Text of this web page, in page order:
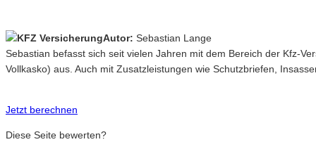
Autor: Sebastian Lange
Sebastian befasst sich seit vielen Jahren mit dem Bereich der Kfz-
Vollkasko) aus. Auch mit Zusatzleistungen wie Schutzbriefen,
Jetzt berechnen
Diese Seite bewerten?